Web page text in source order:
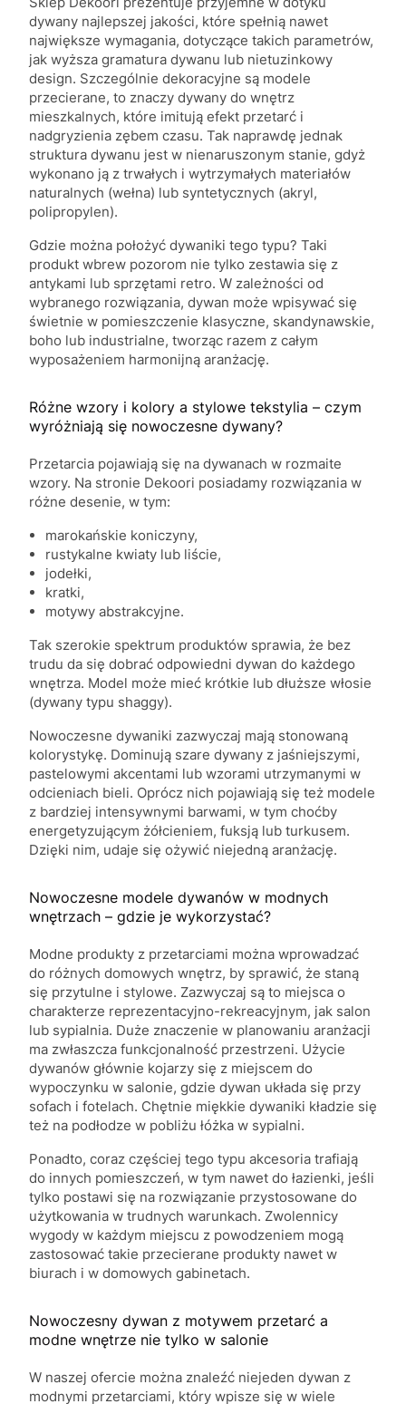
dywany najlepszej jakości, które spełnią nawet
największe wymagania, dotyczące takich parametrów,
jak wyższa gramatura dywanu lub nietuzinkowy
design. Szczególnie dekoracyjne są modele
przecierane, to znaczy dywany do wnętrz
mieszkalnych, które imitują efekt przetarć i
nadgryzienia zębem czasu. Tak naprawdę jednak
struktura dywanu jest w nienaruszonym stanie, gdyż
wykonano ją z trwałych i wytrzymałych materiałów
naturalnych (wełna) lub syntetycznych (akryl,
polipropylen).
Gdzie można położyć dywaniki tego typu? Taki
produkt wbrew pozorom nie tylko zestawia się z
antykami lub sprzętami retro. W zależności od
wybranego rozwiązania, dywan może wpisywać się
świetnie w pomieszczenie klasyczne, skandynawskie,
boho lub industrialne, tworząc razem z całym
wyposażeniem harmonijną aranżację.
Różne wzory i kolory a stylowe tekstylia – czym
wyróżniają się nowoczesne dywany?
Przetarcia pojawiają się na dywanach w rozmaite
wzory. Na stronie Dekoori posiadamy rozwiązania w
różne desenie, w tym:
marokańskie koniczyny,
rustykalne kwiaty lub liście,
jodełki,
kratki,
motywy abstrakcyjne.
Tak szerokie spektrum produktów sprawia, że bez
trudu da się dobrać odpowiedni dywan do każdego
wnętrza. Model może mieć krótkie lub dłuższe włosie
(dywany typu shaggy).
Nowoczesne dywaniki zazwyczaj mają stonowaną
kolorystykę. Dominują szare dywany z jaśniejszymi,
pastelowymi akcentami lub wzorami utrzymanymi w
odcieniach bieli. Oprócz nich pojawiają się też modele
z bardziej intensywnymi barwami, w tym choćby
energetyzującym żółcieniem, fuksją lub turkusem.
Dzięki nim, udaje się ożywić niejedną aranżację.
Nowoczesne modele dywanów w modnych
wnętrzach – gdzie je wykorzystać?
Modne produkty z przetarciami można wprowadzać
do różnych domowych wnętrz, by sprawić, że staną
się przytulne i stylowe. Zazwyczaj są to miejsca o
charakterze reprezentacyjno-rekreacyjnym, jak salon
lub sypialnia. Duże znaczenie w planowaniu aranżacji
ma zwłaszcza funkcjonalność przestrzeni. Użycie
dywanów głównie kojarzy się z miejscem do
wypoczynku w salonie, gdzie dywan układa się przy
sofach i fotelach. Chętnie miękkie dywaniki kładzie się
też na podłodze w pobliżu łóżka w sypialni.
Ponadto, coraz częściej tego typu akcesoria trafiają
do innych pomieszczeń, w tym nawet do łazienki, jeśli
tylko postawi się na rozwiązanie przystosowane do
użytkowania w trudnych warunkach. Zwolennicy
wygody w każdym miejscu z powodzeniem mogą
zastosować takie przecierane produkty nawet w
biurach i w domowych gabinetach.
Nowoczesny dywan z motywem przetarć a
modne wnętrze nie tylko w salonie
W naszej ofercie można znaleźć niejeden dywan z
modnymi przetarciami, który wpisze się w wiele